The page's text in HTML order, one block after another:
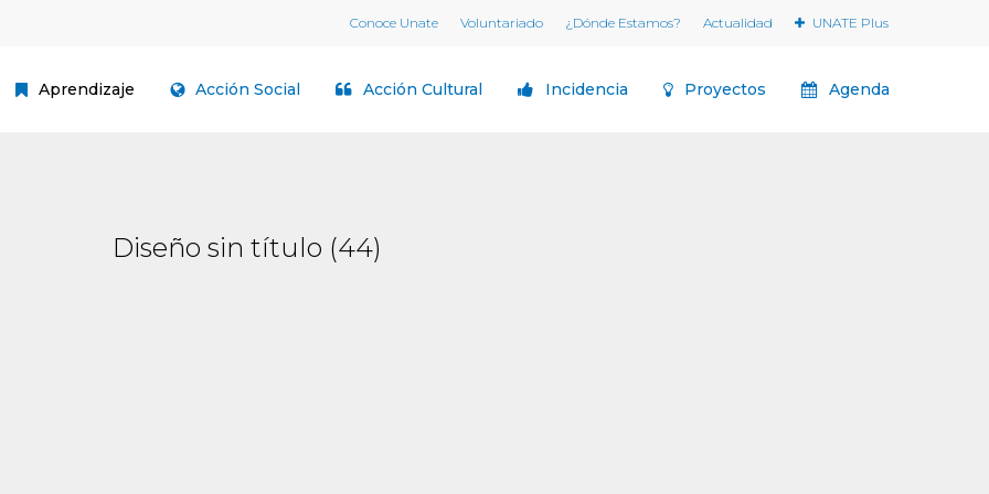
Conoce Unate Voluntariado ¿Dónde Estamos? Actualidad UNATE Plus
Aprendizaje Acción Social Acción Cultural Incidencia Proyectos Agenda
Diseño sin título (44)